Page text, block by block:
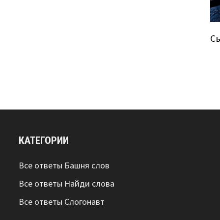
КАТЕГОРИИ
Все ответы Башня слов
Все ответы Найди слова
Все ответы Слогонавт